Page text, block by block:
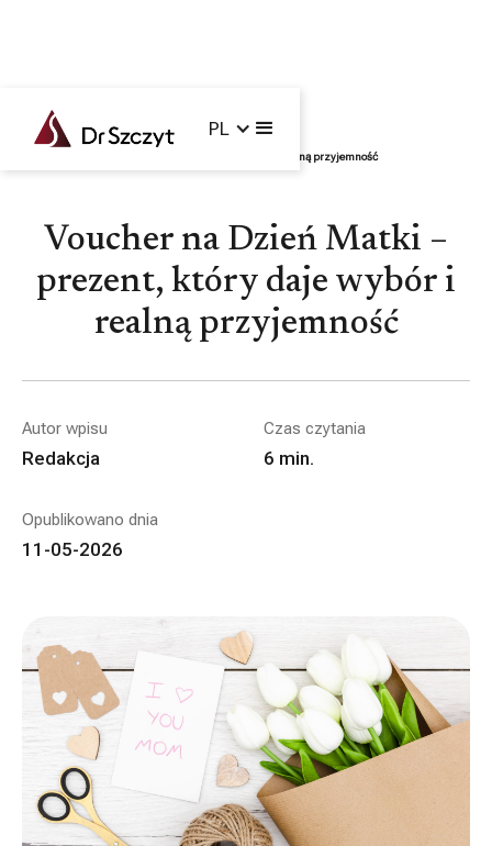
PL
Główna / Blog /Ciało i twarz
Voucher na Dzień Matki – prezent, który daje wybór i realną przyjemność
Voucher na Dzień Matki –
prezent, który daje wybór i
realną przyjemność
Autor wpisu
Redakcja
Czas czytania
6 min.
Opublikowano dnia
11-05-2026